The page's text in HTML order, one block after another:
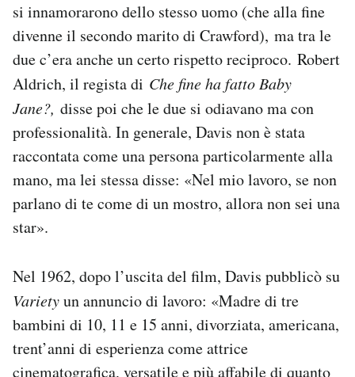
si innamorarono dello stesso uomo (che alla fine
divenne il secondo marito di Crawford), ma tra le
due c’era anche un certo rispetto reciproco. Robert
Aldrich, il regista di Che fine ha fatto Baby
Jane?, disse poi che le due si odiavano ma con
professionalità. In generale, Davis non è stata
raccontata come una persona particolarmente alla
mano, ma lei stessa disse: «Nel mio lavoro, se non
parlano di te come di un mostro, allora non sei una
star».
Nel 1962, dopo l’uscita del film, Davis pubblicò su
Varietyun annuncio di lavoro: «Madre di tre
bambini di 10, 11 e 15 anni, divorziata, americana,
trent’anni di esperienza come attrice
cinematografica, versatile e più affabile di quanto